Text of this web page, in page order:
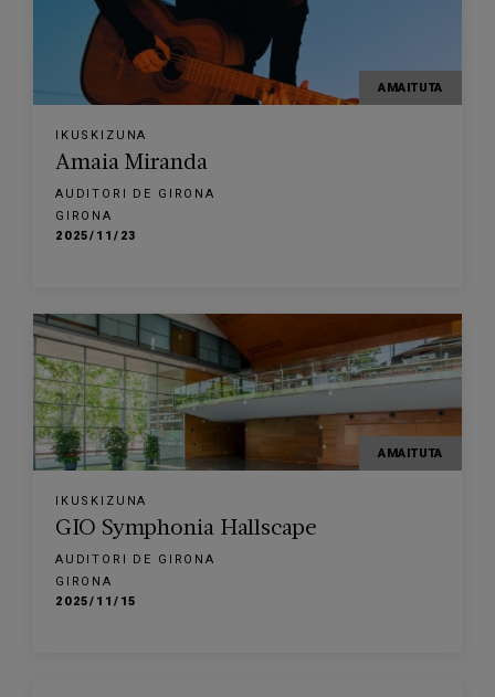
AMAITUTA
IKUSKIZUNA
Amaia Miranda
AUDITORI DE GIRONA
GIRONA
2025/11/23
AMAITUTA
IKUSKIZUNA
GIO Symphonia Hallscape
AUDITORI DE GIRONA
GIRONA
2025/11/15